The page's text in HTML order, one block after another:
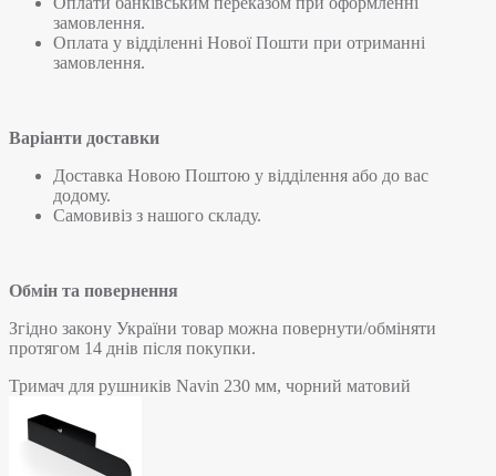
замовлення.
Оплата у відділенні Нової Пошти при отриманні
замовлення.
Варіанти доставки
Доставка Новою Поштою у відділення або до вас
додому.
Самовивіз з нашого складу.
Обмін та повернення
Згідно закону України товар можна повернути/обміняти
протягом 14 днів після покупки.
Тримач для рушників Navin 230 мм, чорний матовий